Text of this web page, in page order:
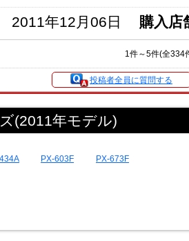
2011年12月06日 購入店
1件～5件(全
投稿者全員に質問する
(2011年モデル)
PX-603F PX-673F